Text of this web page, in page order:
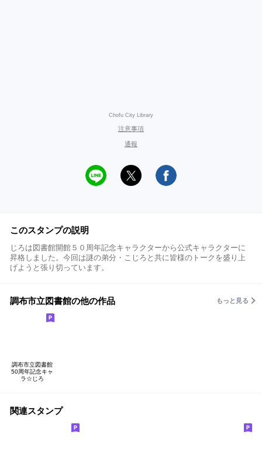
Chofu City Library
注意事項
通報
このスタンプの説明
じろは図書館開館５０周年記念キャラクターから公式キャラクターに
昇格しました。今回は謎の弟分・こじろと共に皆様のトークを盛り上
げようと張り切っています。
調布市立図書館の他の作品 もっと見る
調布市立図書館
50周年記念キャ
ラ☆じろ
関連スタンプ